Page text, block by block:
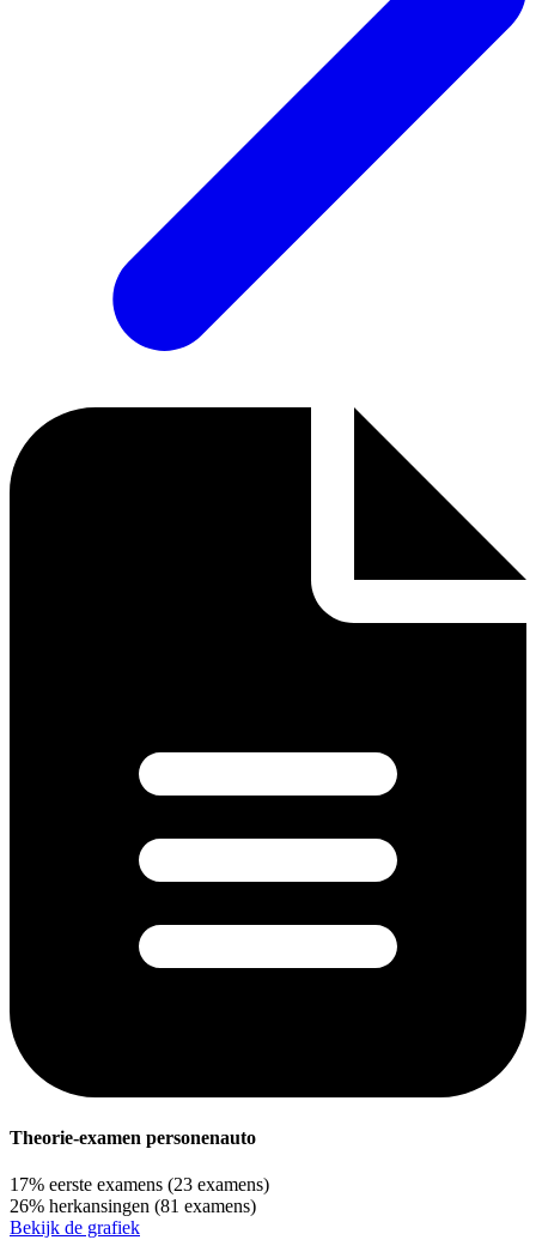
Theorie-examen personenauto
17% eerste examens (23 examens)
26% herkansingen (81 examens)
Bekijk de grafiek